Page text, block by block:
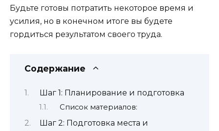
Будьте готовы потратить некоторое время и
усилия, но в конечном итоге вы будете
гордиться результатом своего труда.
Содержание
Шаг 1: Планирование и подготовка
Список материалов:
Шаг 2: Подготовка места и